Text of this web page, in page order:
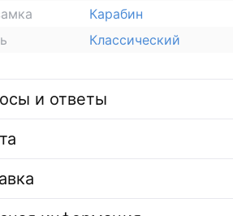
Карабин
Классический
и ответы